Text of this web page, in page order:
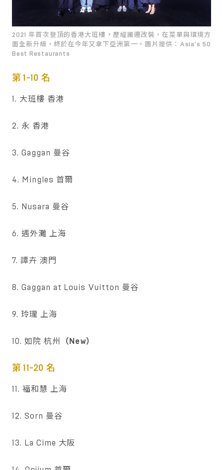
2021 年首次登頂的香港大班樓，歷經搬遷改裝，在菜單與環境方
面全新升級，終於在今年又拿下亞洲第一。圖片提供：Asia's 50
Best Restaurants
第 1-10 名
1. 大班樓 香港
2. 永 香港
3. Gaggan 曼谷
4. Mingles 首爾
5. Nusara 曼谷
6. 遇外灘 上海
7. 譚卉 澳門
8. Gaggan at Louis Vuitton 曼谷
9. 玲瓏 上海
10. 如院 杭州 （New）
第 11-20 名
11. 福和慧 上海
12. Sorn 曼谷
13. La Cime 大阪